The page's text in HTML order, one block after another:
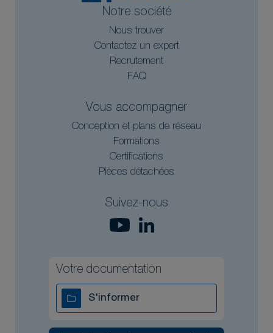
Notre société
Nous trouver
Contactez un expert
Recrutement
FAQ
Vous accompagner
Conception et plans de réseau
Formations
Certifications
Pièces détachées
Suivez-nous
Votre documentation
S'informer